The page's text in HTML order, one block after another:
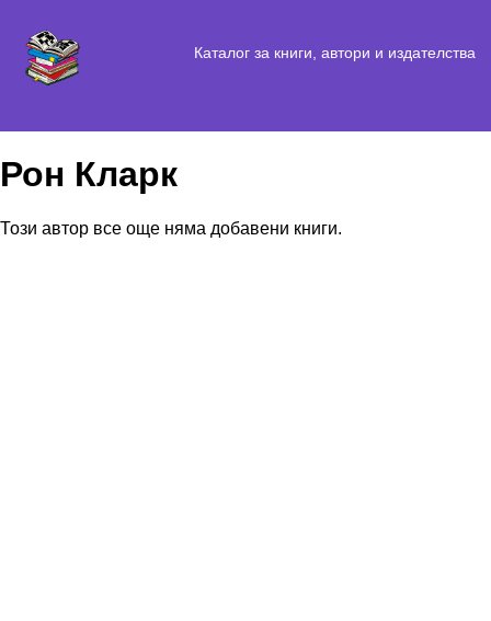
Каталог за книги, автори и издателства
Рон Кларк
Този автор все още няма добавени книги.